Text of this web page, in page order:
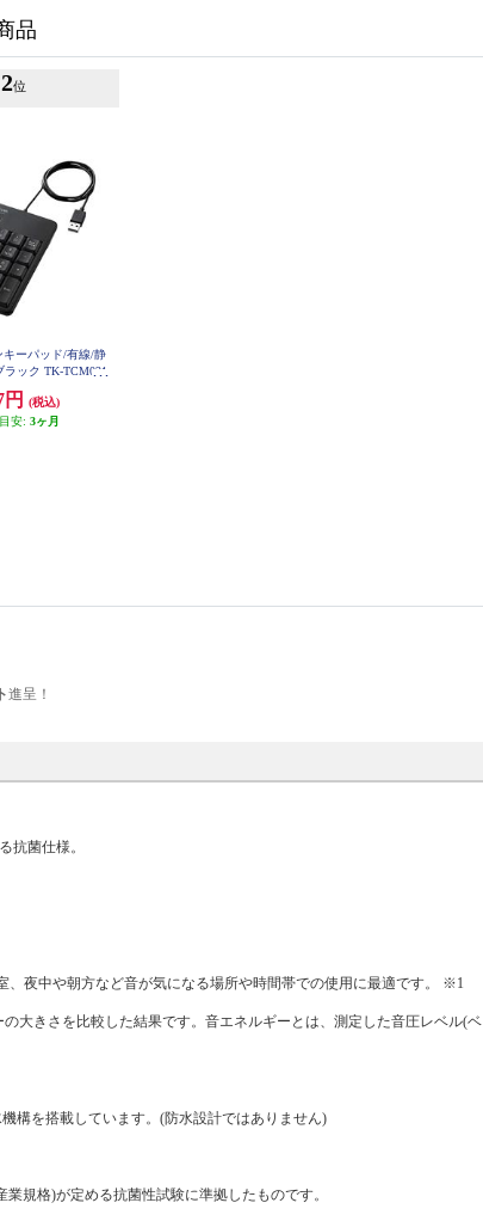
品
2位
キーパッド/有線/静
ック TK-TCM021
円
(税込)
安: 3ヶ月
進呈！
抗菌仕様。
夜中や朝方など音が気になる場所や時間帯での使用に最適です。 ※1
大きさを比較した結果です。音エネルギーとは、測定した音圧レベル(ベ
構を搭載しています。(防水設計ではありません)
規格)が定める抗菌性試験に準拠したものです。